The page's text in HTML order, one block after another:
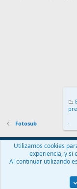
Fotosub
Español (ES)
Contáctanos
Community platform by
📉
.
Utilizamos cookies
experiencia, y si
Al continuar utilizando